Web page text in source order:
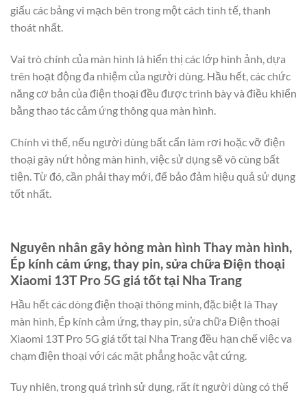
giấu các bảng vi mạch bên trong một cách tinh tế, thanh
thoát nhất.
Vai trò chính của màn hình là hiển thị các lớp hình ảnh, dựa
trên hoạt động đa nhiệm của người dùng. Hầu hết, các chức
năng cơ bản của điện thoại đều được trình bày và điều khiển
bằng thao tác cảm ứng thông qua màn hình.
Chính vì thế, nếu người dùng bất cẩn làm rơi hoặc vỡ điện
thoại gây nứt hỏng màn hình, việc sử dụng sẽ vô cùng bất
tiện. Từ đó, cần phải thay mới, để bảo đảm hiệu quả sử dụng
tốt nhất.
Nguyên nhân gây hỏng màn hình Thay màn hình,
Ép kính cảm ứng, thay pin, sửa chữa Điện thoại
Xiaomi 13T Pro 5G giá tốt tại Nha Trang
Hầu hết các dòng điện thoại thông minh, đặc biệt là Thay
màn hình, Ép kính cảm ứng, thay pin, sửa chữa Điện thoại
Xiaomi 13T Pro 5G giá tốt tại Nha Trang đều hạn chế việc va
chạm điện thoại với các mặt phẳng hoặc vật cứng.
Tuy nhiên, trong quá trình sử dụng, rất ít người dùng có thể